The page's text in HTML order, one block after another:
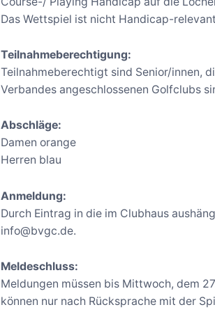
Das Wettspiel ist nicht Handicap-
Teilnahmeberechtigung:
Teilnahmeberechtigt sind Senior/innen,
Verbandes angeschlossenen Golfclubs
Abschläge:
Damen orange
Herren blau
Anmeldung:
Durch Eintrag in die im Clubhaus
info@bvgc.de.
Meldeschluss:
Meldungen müssen bis Mittwoch, dem
können nur nach Rücksprache mit der